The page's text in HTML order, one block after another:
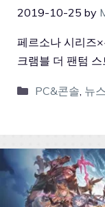
2019-10-25 by
페르소나 시리즈
크램블 더 팬텀
PC&콘솔 뉴스